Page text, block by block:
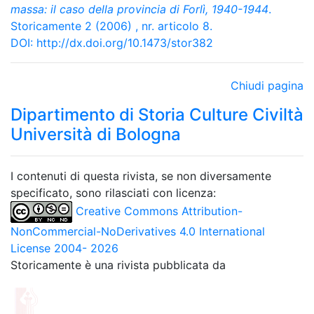
massa: il caso della provincia di Forlì, 1940-1944.
Storicamente 2 (2006) , nr. articolo 8.
DOI: http://dx.doi.org/10.1473/stor382
Chiudi pagina
Dipartimento di Storia Culture Civiltà
Università di Bologna
I contenuti di questa rivista, se non diversamente
specificato, sono rilasciati con licenza:
Creative Commons Attribution-
NonCommercial-NoDerivatives 4.0 International
License 2004- 2026
Storicamente è una rivista pubblicata da